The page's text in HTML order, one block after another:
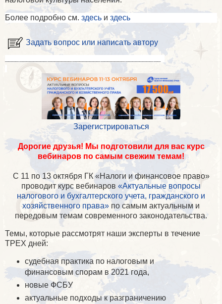
Более подробно см. здесь и здесь
Задать вопрос или написать автору
Зарегистрироваться
Дорогие друзья! Мы подготовили для вас курс
вебинаров по самым свежим темам!
С 11 по 13 октября ГК «Налоги и финансовое право»
проводит курс вебинаров «Актуальные вопросы
налогового и бухгалтерского учета, гражданского и
хозяйственного права» по самым актуальным и
передовым темам современного законодательства.
Темы, которые рассмотрят наши эксперты в течение
ТРЕХ дней:
судебная практика по налоговым и
финансовым спорам в 2021 года,
новые ФСБУ
актуальные подходы к разграничению